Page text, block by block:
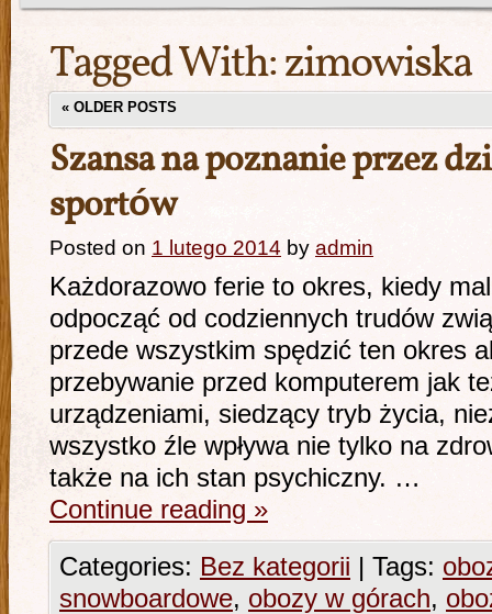
Tagged With:zimowiska
« OLDER POSTS
Szansa na poznanie przez
sportów
Posted on 1 lutego 2014 by admin
Każdorazowo ferie to okres, kiedy
odpocząć od codziennych trudów
przede wszystkim spędzić ten okres
przebywanie przed komputerem jak
urządzeniami, siedzący tryb życia,
wszystko źle wpływa nie tylko na
także na ich stan psychiczny. …
Continue reading »
Categories: Bez kategorii | Tags:
snowboardowe, obozy w górach,